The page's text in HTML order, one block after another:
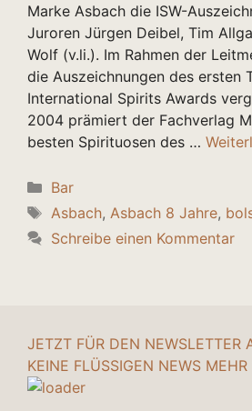
Marke Asbach die ISW-
Juroren Jürgen Deibel, Tim
Wolf (v.li.). Im Rahmen der
die Auszeichnungen des ersten
International Spirits Awards
2004 prämiert der Fachverlag
besten Spirituosen des …
Kategorien
Bar
Schlagwörter
Asbach, Asbach 8 Jahre,
Schreibe einen Kommentar
JETZT FÜR DEN NEWSLETTER
KEINE FLÜSSIGEN NEWS MEHR